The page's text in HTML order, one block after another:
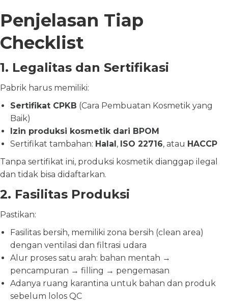
Penjelasan Tiap
Checklist
1. Legalitas dan Sertifikasi
Pabrik harus memiliki:
Sertifikat CPKB (Cara Pembuatan Kosmetik yang
Baik)
Izin produksi kosmetik dari BPOM
Sertifikat tambahan: Halal, ISO 22716, atau HACCP
Tanpa sertifikat ini, produksi kosmetik dianggap ilegal
dan tidak bisa didaftarkan.
2. Fasilitas Produksi
Pastikan:
Fasilitas bersih, memiliki zona bersih (clean area)
dengan ventilasi dan filtrasi udara
Alur proses satu arah: bahan mentah →
pencampuran → filling → pengemasan
Adanya ruang karantina untuk bahan dan produk
sebelum lolos QC